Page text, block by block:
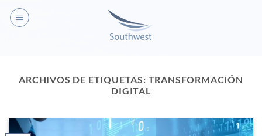
ARCHIVOS DE ETIQUETAS: TRANSFORMACIÓN
DIGITAL